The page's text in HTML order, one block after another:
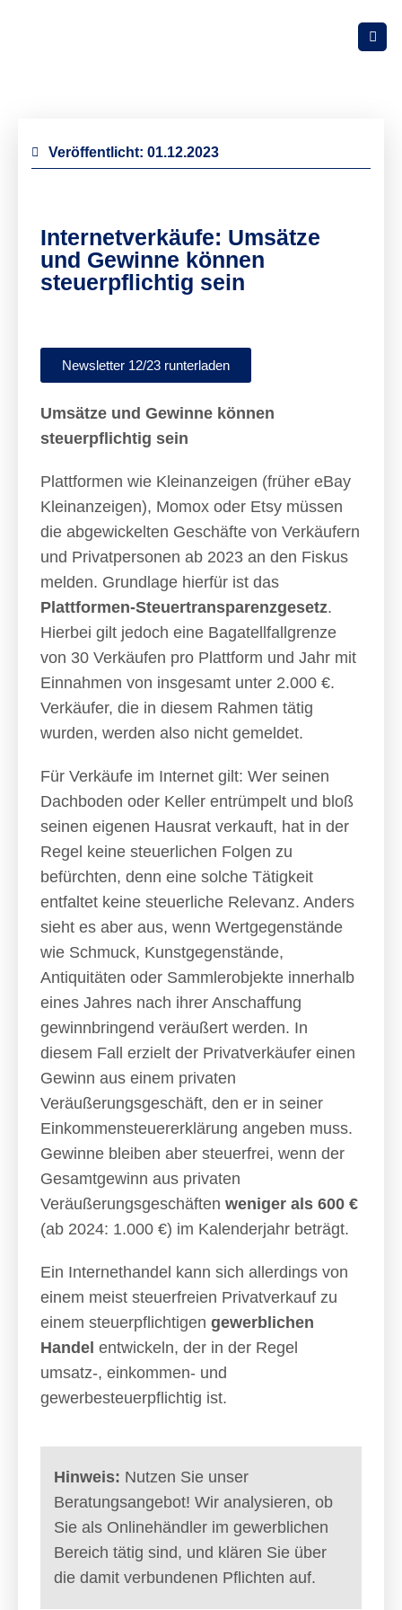
Veröffentlicht: 01.12.2023
Internetverkäufe: Umsätze
und Gewinne können
steuerpflichtig sein
Newsletter 12/23 runterladen
Umsätze und Gewinne können
steuerpflichtig sein
Plattformen wie Kleinanzeigen (früher eBay
Kleinanzeigen), Momox oder Etsy müssen
die abgewickelten Geschäfte von Verkäufern
und Privatpersonen ab 2023 an den Fiskus
melden. Grundlage hierfür ist das
Plattformen-Steuertransparenzgesetz.
Hierbei gilt jedoch eine Bagatellfallgrenze
von 30 Verkäufen pro Plattform und Jahr mit
Einnahmen von insgesamt unter 2.000 €.
Verkäufer, die in diesem Rahmen tätig
wurden, werden also nicht gemeldet.
Für Verkäufe im Internet gilt: Wer seinen
Dachboden oder Keller entrümpelt und bloß
seinen eigenen Hausrat verkauft, hat in der
Regel keine steuerlichen Folgen zu
befürchten, denn eine solche Tätigkeit
entfaltet keine steuerliche Relevanz. Anders
sieht es aber aus, wenn Wertgegenstände
wie Schmuck, Kunstgegenstände,
Antiquitäten oder Sammlerobjekte innerhalb
eines Jahres nach ihrer Anschaffung
gewinnbringend veräußert werden. In
diesem Fall erzielt der Privatverkäufer einen
Gewinn aus einem privaten
Veräußerungsgeschäft, den er in seiner
Einkommensteuererklärung angeben muss.
Gewinne bleiben aber steuerfrei, wenn der
Gesamtgewinn aus privaten
Veräußerungsgeschäften weniger als 600 €
(ab 2024: 1.000 €) im Kalenderjahr beträgt.
Ein Internethandel kann sich allerdings von
einem meist steuerfreien Privatverkauf zu
einem steuerpflichtigen gewerblichen
Handel entwickeln, der in der Regel
umsatz-, einkommen- und
gewerbesteuerpflichtig ist.
Hinweis: Nutzen Sie unser
Beratungsangebot! Wir analysieren, ob
Sie als Onlinehändler im gewerblichen
Bereich tätig sind, und klären Sie über
die damit verbundenen Pflichten auf.